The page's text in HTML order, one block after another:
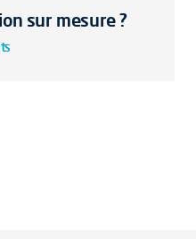
sur mesure ?